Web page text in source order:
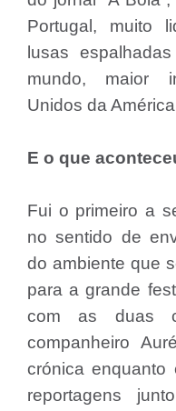
Portugal, muito
lusas
mundo, maior
Unidos da
E o que
Fui o primeiro a
no sentido de
do ambiente que
para a grande
com as duas
companheiro
crónica enquanto
reportagens